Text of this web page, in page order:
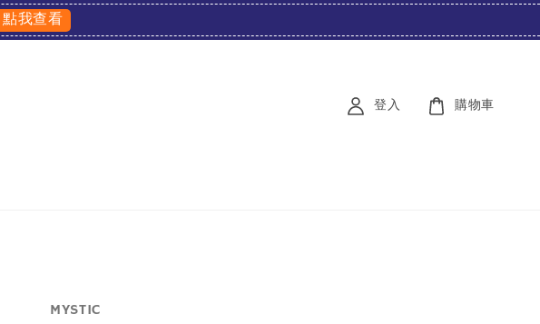
點我查看
登入 購物車
MYSTIC